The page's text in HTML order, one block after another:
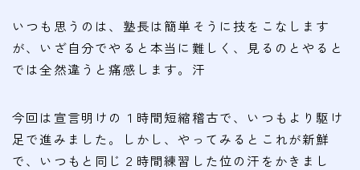
指導部紹介
安全への取り組み
いつも思うのは、塾長は簡単そうに技をこなします
が、いざ自分でやると本当に難しく、見るのとやると
では全然違うと痛感します。汗
今回は宣言明けの１時間短縮稽古で、いつもより駆け
足で進みました。しかし、やってみるとこれが新鮮
で、いつもと同じ２時間練習した位の汗をかきまし